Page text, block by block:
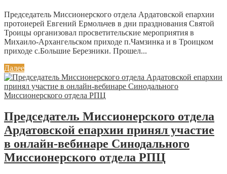
Председатель Миссионерского отдела Ардатовской епархии
протоиерей Евгений Ермольчев в дни празднования Святой
Троицы организовал просветительские мероприятия в
Михаило-Архангельском приходе п.Чамзинка и в Троицком
приходе с.Большие Березники. Прошел...
Далее
Председатель Миссионерского отдела
Ардатовской епархии принял участие
в онлайн-вебинаре Синодального
Миссионерского отдела РПЦ